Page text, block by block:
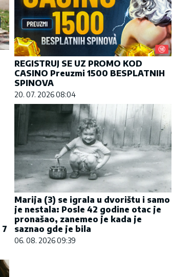
REGISTRUJ SE UZ PROMO KOD
CASINO Preuzmi 1500 BESPLATNIH
SPINOVA
20. 07. 2026 08:04
Marija (3) se igrala u dvorištu i samo
je nestala: Posle 42 godine otac je
pronašao, zanemeo je kada je
saznao gde je bila
06. 08. 2026 09:39